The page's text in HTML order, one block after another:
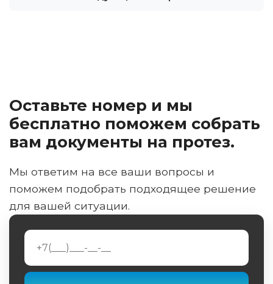
Оставьте номер и мы
бесплатно поможем собрать
вам документы на протез.
Мы ответим на все ваши вопросы и
поможем подобрать подходящее решение
для вашей ситуации.